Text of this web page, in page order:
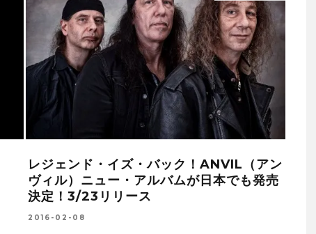
レジェンド・イズ・バック！ANVIL（アン
ヴィル）ニュー・アルバムが日本でも発売
決定！3/23リリース
2016-02-08